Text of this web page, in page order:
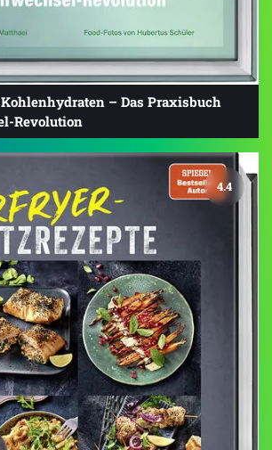
– Das Praxisbuch
Revolution
4.4